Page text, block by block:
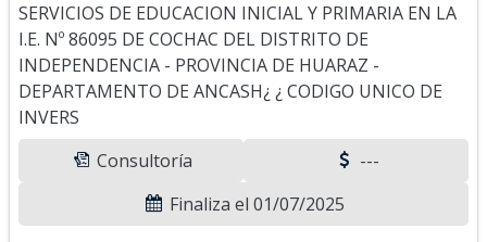
SERVICIOS DE EDUCACION INICIAL Y PRIMARIA EN LA
I.E. Nº 86095 DE COCHAC DEL DISTRITO DE
INDEPENDENCIA - PROVINCIA DE HUARAZ -
DEPARTAMENTO DE ANCASH¿ ¿ CODIGO UNICO DE
INVERS
Consultoría
---
Finaliza el 01/07/2025